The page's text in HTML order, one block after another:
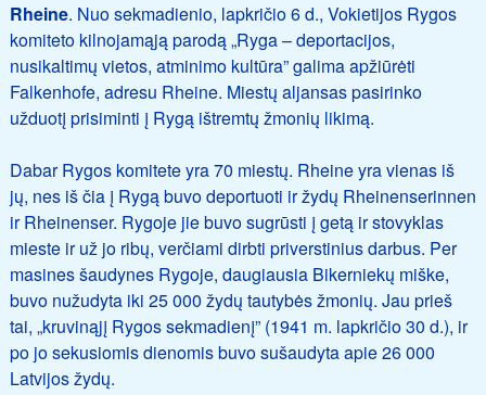
Rheine. Nuo sekmadienio, lapkričio 6 d., Vokietijos Rygos
komiteto kilnojamąją parodą „Ryga – deportacijos,
nusikaltimų vietos, atminimo kultūra” galima apžiūrėti
Falkenhofe, adresu Rheine. Miestų aljansas pasirinko
užduotį prisiminti į Rygą ištremtų žmonių likimą.
Dabar Rygos komitete yra 70 miestų. Rheine yra vienas iš
jų, nes iš čia į Rygą buvo deportuoti ir žydų Rheinenserinnen
ir Rheinenser. Rygoje jie buvo sugrūsti į getą ir stovyklas
mieste ir už jo ribų, verčiami dirbti priverstinius darbus. Per
masines šaudynes Rygoje, daugiausia Bikerniekų miške,
buvo nužudyta iki 25 000 žydų tautybės žmonių. Jau prieš
tai, „kruvinąjį Rygos sekmadienį” (1941 m. lapkričio 30 d.), ir
po jo sekusiomis dienomis buvo sušaudyta apie 26 000
Latvijos žydų.